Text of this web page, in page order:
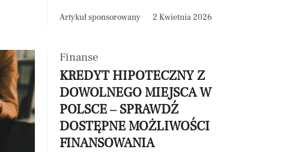
Artykuł sponsorowany 2 Kwietnia 2026
Finanse
KREDYT HIPOTECZNY Z
DOWOLNEGO MIEJSCA W
POLSCE – SPRAWDŹ
DOSTĘPNE MOŻLIWOŚCI
FINANSOWANIA